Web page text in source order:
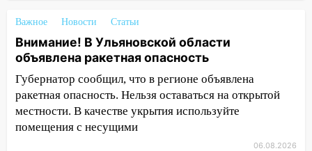
12:10
Ульяновский алиментщик накопил
120 тысяч долга
Снят режим «Ракетная
опасность» на территории Ульяновской
области
11:30 Кабмин РФ разрешил до 1 июля
2027 года импорт, выпуск и обращение
Важное Новости Статьи
Внимание! В Ульяновской области
объявлена ракетная опасность
Губернатор сообщил, что в регионе объявлена
ракетная опасность. Нельзя оставаться на открытой
местности. В качестве укрытия используйте
помещения с несущими
06.08.2026